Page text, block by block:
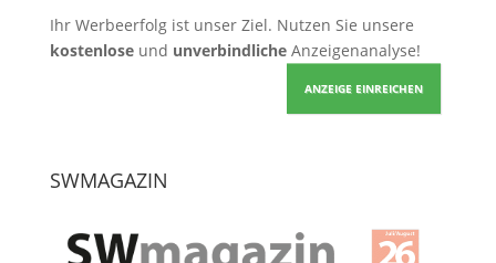
Ihr Werbeerfolg ist unser Ziel. Nutzen Sie unsere
kostenloseund unverbindlicheAnzeigenanalyse!
ANZEIGE EINREICHEN
SWMAGAZIN